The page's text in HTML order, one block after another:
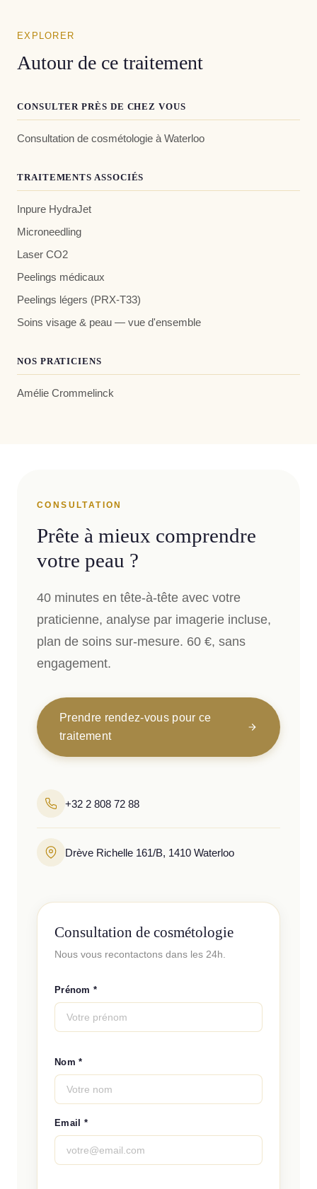
EXPLORER
Autour de ce traitement
CONSULTER PRÈS DE CHEZ VOUS
Consultation de cosmétologie à Waterloo
TRAITEMENTS ASSOCIÉS
Inpure HydraJet
Microneedling
Laser CO2
Peelings médicaux
Peelings légers (PRX-T33)
Soins visage & peau — vue d'ensemble
NOS PRATICIENS
Amélie Crommelinck
CONSULTATION
Prête à mieux comprendre
votre peau ?
40 minutes en tête-à-tête avec votre
praticienne, analyse par imagerie incluse,
plan de soins sur-mesure. 60 €, sans
engagement.
Prendre rendez-vous pour ce
traitement
+32 2 808 72 88
Drève Richelle 161/B, 1410 Waterloo
Consultation de cosmétologie
Nous vous recontactons dans les 24h.
Prénom *
Nom *
Email *